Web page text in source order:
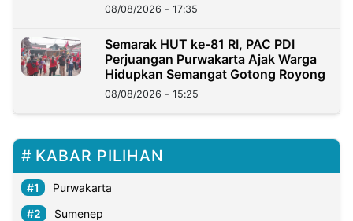
08/08/2026 - 17:35
Semarak HUT ke-81 RI, PAC PDI
Perjuangan Purwakarta Ajak Warga
Hidupkan Semangat Gotong Royong
08/08/2026 - 15:25
KABAR PILIHAN
Purwakarta
Sumenep